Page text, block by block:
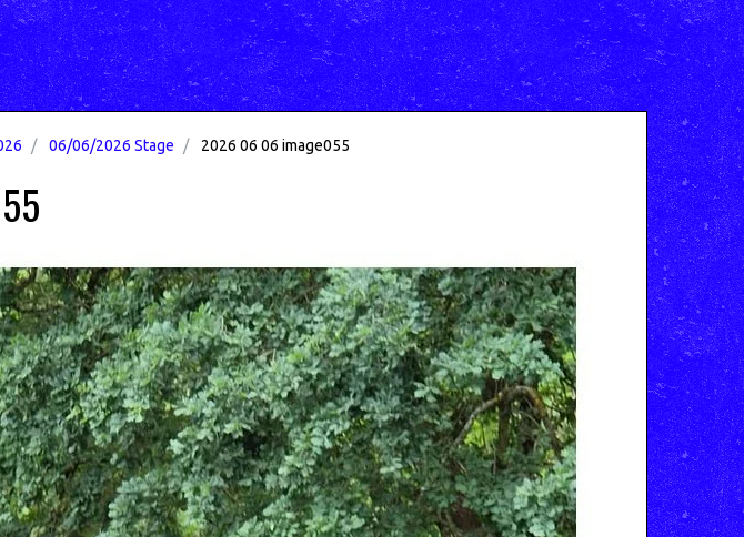
06/06/2026 Stage 2026 06 06 image055